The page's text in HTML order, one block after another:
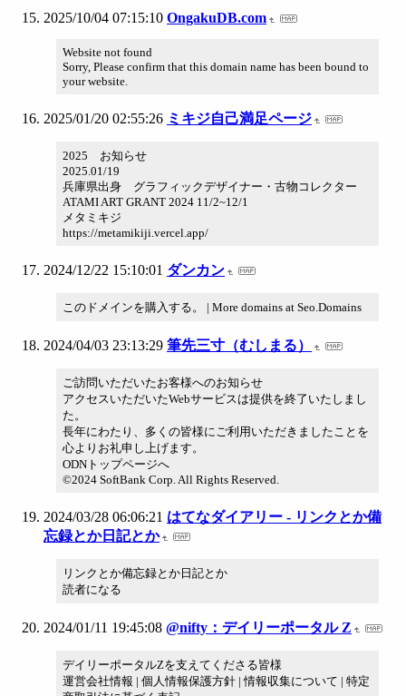
2025/10/04 07:15:10 OngakuDB.com
Website not found
Sorry, Please confirm that this domain name has been bound to
your website.
2025/01/20 02:55:26 ミキジ自己満足ページ
2025 お知らせ
2025.01/19
兵庫県出身 グラフィックデザイナー・古物コレクター
ATAMI ART GRANT 2024 11/2~12/1
メタミキジ
https://metamikiji.vercel.app/
2024/12/22 15:10:01 ダンカン
このドメインを購入する。 | More domains at Seo.Domains
2024/04/03 23:13:29 筆先三寸（むしまる）
ご訪問いただいたお客様へのお知らせ
アクセスいただいたWebサービスは提供を終了いたしまし
た。
長年にわたり、多くの皆様にご利用いただきましたことを
心よりお礼申し上げます。
ODNトップページへ
©2024 SoftBank Corp. All Rights Reserved.
2024/03/28 06:06:21 はてなダイアリー - リンクとか備
忘録とか日記とか
リンクとか備忘録とか日記とか
読者になる
2024/01/11 19:45:08 @nifty：デイリーポータル Z
デイリーポータルZを支えてくださる皆様
運営会社情報 | 個人情報保護方針 | 情報収集について | 特定